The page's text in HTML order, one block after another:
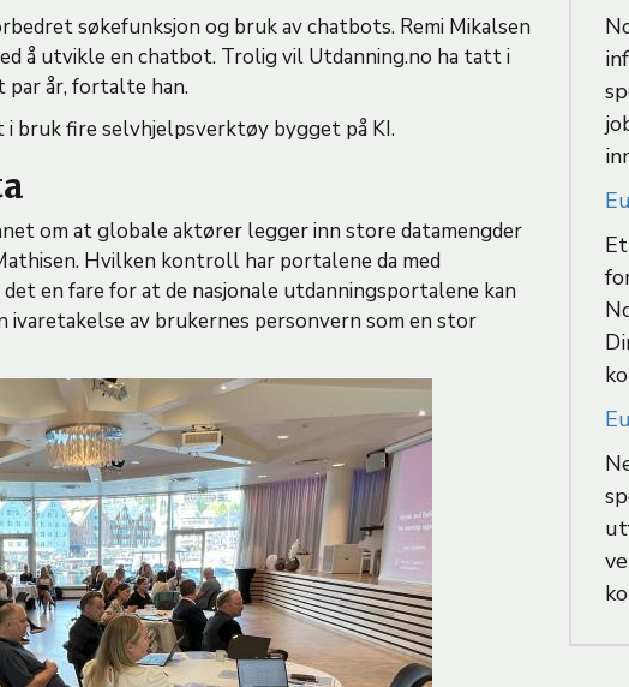
søkefunksjon og bruk av chatbots. Remi Mikalsen
å utvikle en chatbot. Trolig vil Utdanning.no ha tatt i
par år, fortalte han.
bruk fire selvhjelpsverktøy bygget på KI.
om at globale aktører legger inn store datamengder
Hvilken kontroll har portalene da med
en fare for at de nasjonale utdanningsportalene kan
av brukernes personvern som en stor